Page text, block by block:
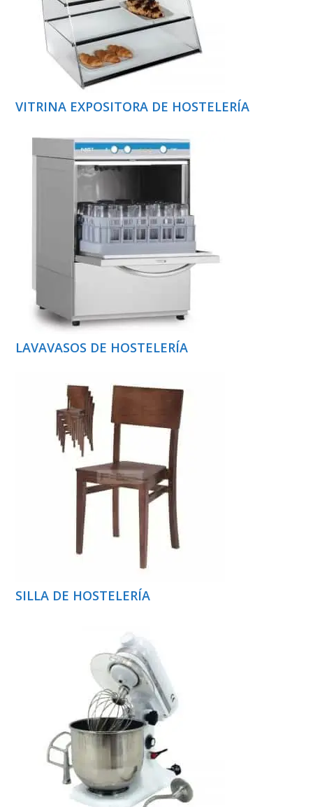
VITRINA EXPOSITORA DE HOSTELERÍA
LAVAVASOS DE HOSTELERÍA
SILLA DE HOSTELERÍA